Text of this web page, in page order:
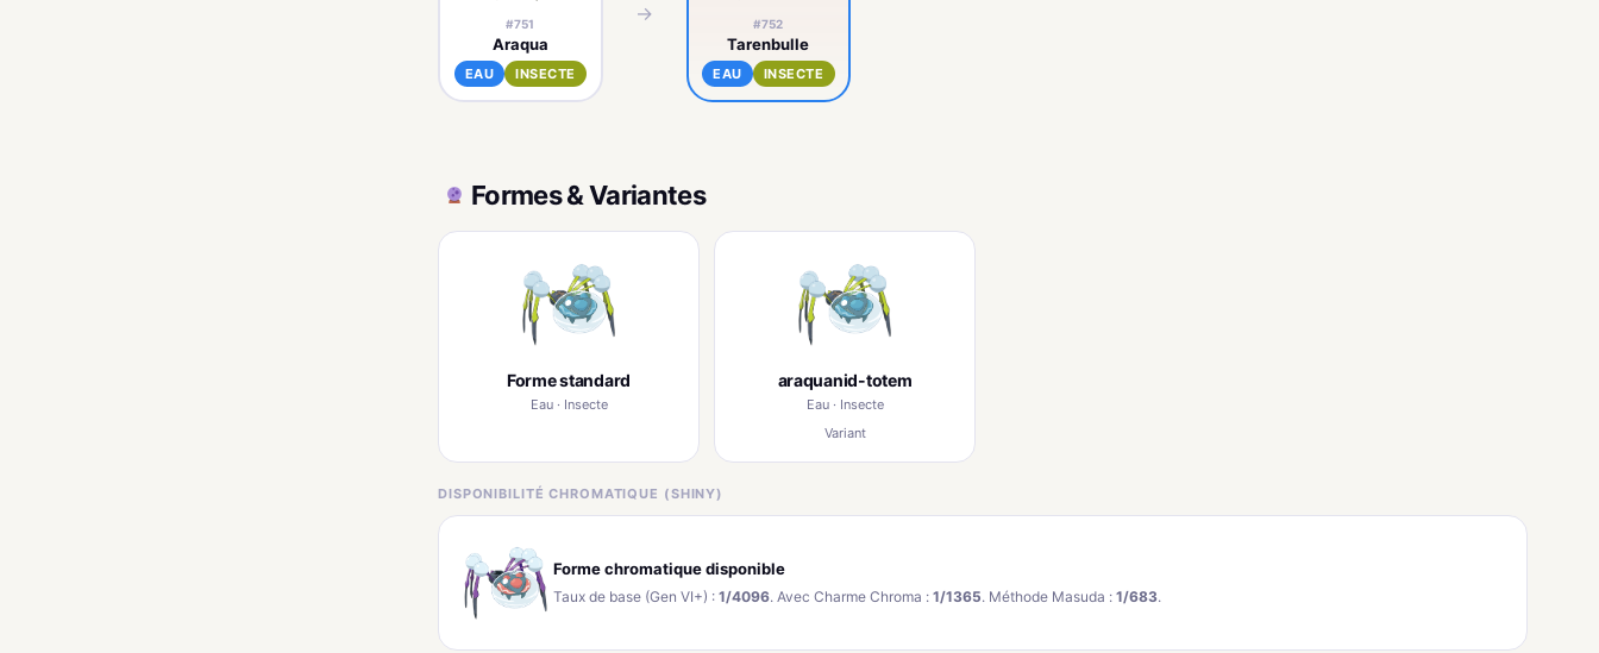
#751
Araqua
EAU INSECTE
→ #752
Tarenbulle
EAU INSECTE
Formes & Variantes
Forme standard
Eau · Insecte
araquanid-totem
Eau · Insecte
Variant
DISPONIBILITÉ CHROMATIQUE (SHINY)
Forme chromatique disponible
Taux de base (Gen VI+) : 1/4096. Avec Charme Chroma : 1/1365. Méthode Masuda : 1/683.